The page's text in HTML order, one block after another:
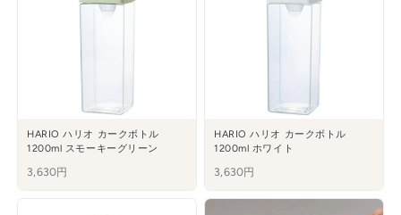
HARIO ハリオ カークボトル
1200ml スモーキーグリーン
3,630円
HARIO ハリオ カークボトル
1200ml ホワイト
3,630円